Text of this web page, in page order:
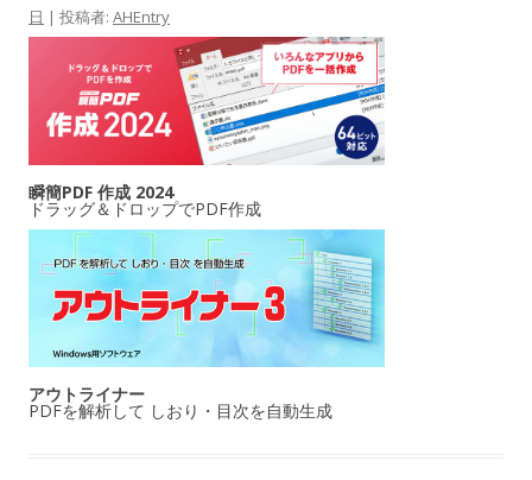
日 | 投稿者: AHEntry
瞬簡PDF 作成 2024
ドラッグ＆ドロップでPDF作成
アウトライナー
PDFを解析して しおり・目次を自動生成